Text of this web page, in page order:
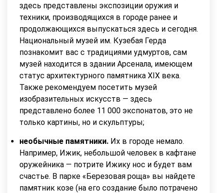
здесь представлены экспозиции оружия и
техники, производящихся в городе ранее и
продолжающихся выпускаться здесь и сегодня.
Национальный музей им. Кузебая Герда
познакомит вас с традициями удмуртов, сам
музей находится в здании Арсенала, имеющем
статус архитектурного памятника XIX века.
Также рекомендуем посетить музей
изобразительных искусств — здесь
представлено более 11 000 экспонатов, это не
только картины, но и скульптуры;
необычные памятники. Их в городе немало.
Например, Ижик, небольшой человек в кафтане
оружейника — потрите Ижику нос и будет вам
счастье. В парке «Березовая роща» вы найдете
памятник козе (на его создание было потрачено